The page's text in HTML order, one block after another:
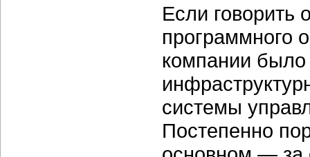
Если говорить
программного
компании было
системы
Постепенно